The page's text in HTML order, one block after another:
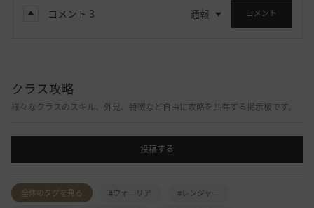
コメント 3 通報 コメント
クラス攻略
様々なクラスのスキル、外見、特徴など自由に攻略を共有する掲示板です。
投稿する
全体のタグを見る #ウォーリア
#レンジャー